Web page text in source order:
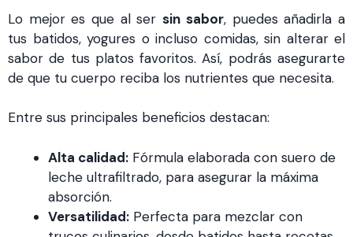
Lo mejor es que al sersin sabor, puedes añadirla a
tus batidos, yogures o incluso comidas, sin alterar el
sabor de tus platos favoritos. Así, podrás asegurarte
de que tu cuerpo reciba los nutrientes que necesita.
Entre sus principales beneficios destacan:
Alta calidad: Fórmula elaborada con suero de
leche ultrafiltrado, para asegurar la máxima
absorción.
Versatilidad: Perfecta para mezclar con